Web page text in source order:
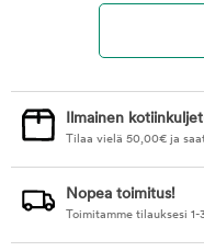
Ilmainen
Tilaa vielä 50,00€ ja
Nopea toimitus!
Toimitamme tilauksesi 1-